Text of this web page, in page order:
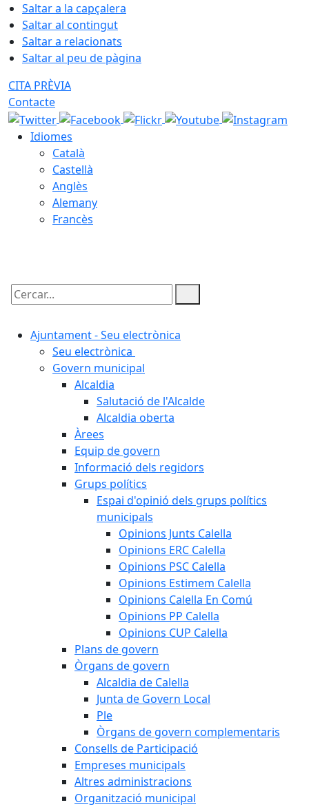
Saltar a la capçalera
Saltar al contingut
Saltar a relacionats
Saltar al peu de pàgina
CITA PRÈVIA
Contacte
Idiomes
Català
Castellà
Anglès
Alemany
Francès
Cercar:
Ajuntament - Seu electrònica
Seu electrònica
Govern municipal
Alcaldia
Salutació de l'Alcalde
Alcaldia oberta
Àrees
Equip de govern
Informació dels regidors
Grups polítics
Espai d'opinió dels grups polítics
municipals
Opinions Junts Calella
Opinions ERC Calella
Opinions PSC Calella
Opinions Estimem Calella
Opinions Calella En Comú
Opinions PP Calella
Opinions CUP Calella
Plans de govern
Òrgans de govern
Alcaldia de Calella
Junta de Govern Local
Ple
Òrgans de govern complementaris
Consells de Participació
Empreses municipals
Altres administracions
Organització municipal